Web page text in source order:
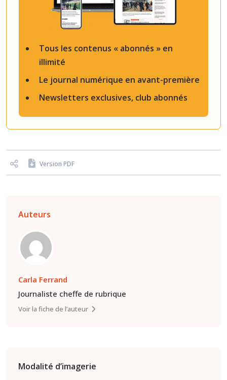
Tous les contenus « abonnés » en
illimité
Le journal numérique en avant-première
Newsletters exclusives, club abonnés
Version PDF
Auteurs
Carla Ferrand
Journaliste cheffe de rubrique
Voir la fiche de l’auteur
Modalité d’imagerie